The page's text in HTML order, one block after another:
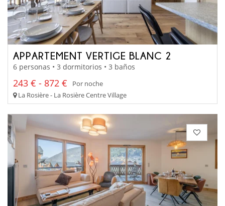
APPARTEMENT VERTIGE BLANC 2
6 personas • 3 dormitorios • 3 baños
243 € - 872 €
Por noche
La Rosière - La Rosière Centre Village